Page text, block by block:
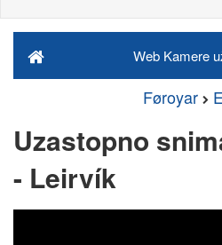
Web Kamere
Føroyar
Uzastopno
- Leirvík